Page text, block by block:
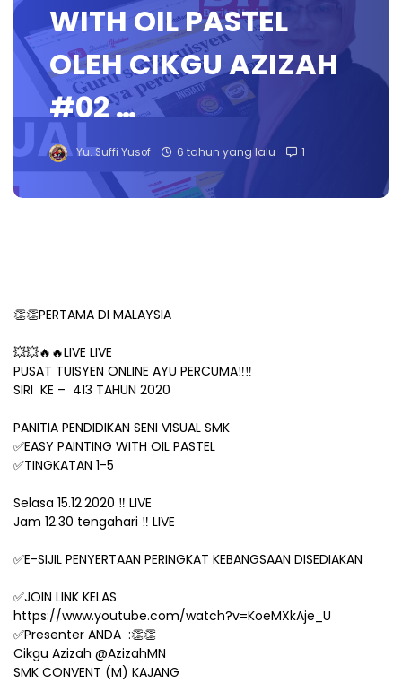
WITH OIL PASTEL
OLEH CIKGU AZIZAH
#02 …
Yu. Suffi Yusof 6 tahun yang lalu 1
👏👏PERTAMA DI MALAYSIA
💥💥🔥🔥LIVE LIVE
PUSAT TUISYEN ONLINE AYU PERCUMA‼️‼️
SIRI KE – 413 TAHUN 2020
PANITIA PENDIDIKAN SENI VISUAL SMK
✅EASY PAINTING WITH OIL PASTEL
✅TINGKATAN 1-5
Selasa 15.12.2020 ‼️ LIVE
Jam 12.30 tengahari ‼️ LIVE
✅E-SIJIL PENYERTAAN PERINGKAT KEBANGSAAN DISEDIAKAN
✅JOIN LINK KELAS
https://www.youtube.com/watch?v=KoeMXkAje_U
✅Presenter ANDA :👏👏
Cikgu Azizah @AzizahMN
SMK CONVENT (M) KAJANG